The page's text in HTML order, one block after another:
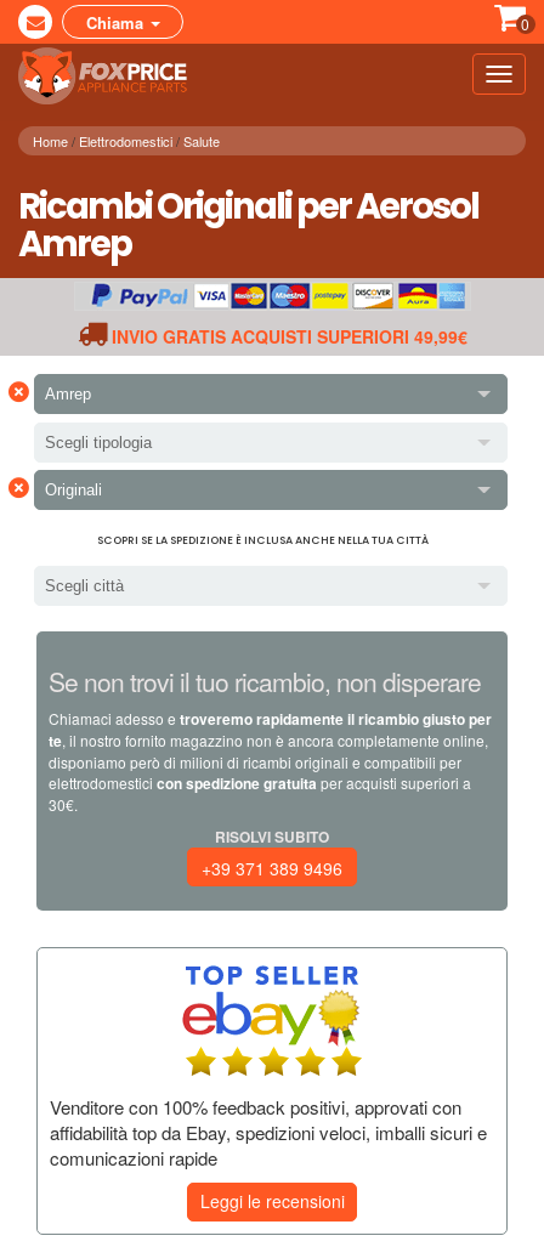
Chiama 0
Home Elettrodomestici Salute
Ricambi Originali per Aerosol
Amrep
INVIO GRATIS ACQUISTI SUPERIORI 49,99€
× Amrep
Scegli tipologia
× Originali
SCOPRI SE LA SPEDIZIONE È INCLUSA ANCHE NELLA TUA CITTÀ
Scegli città
Se non trovi il tuo ricambio, non disperare
Chiamaci adesso e troveremo rapidamente il ricambio giusto per
te, il nostro fornito magazzino non è ancora completamente online,
disponiamo però di milioni di ricambi originali e compatibili per
elettrodomestici con spedizione gratuita per acquisti superiori a
30€.
RISOLVI SUBITO
+39 371 389 9496
Venditore con 100% feedback positivi, approvati con
affidabilità top da Ebay, spedizioni veloci, imballi sicuri e
comunicazioni rapide
Leggi le recensioni